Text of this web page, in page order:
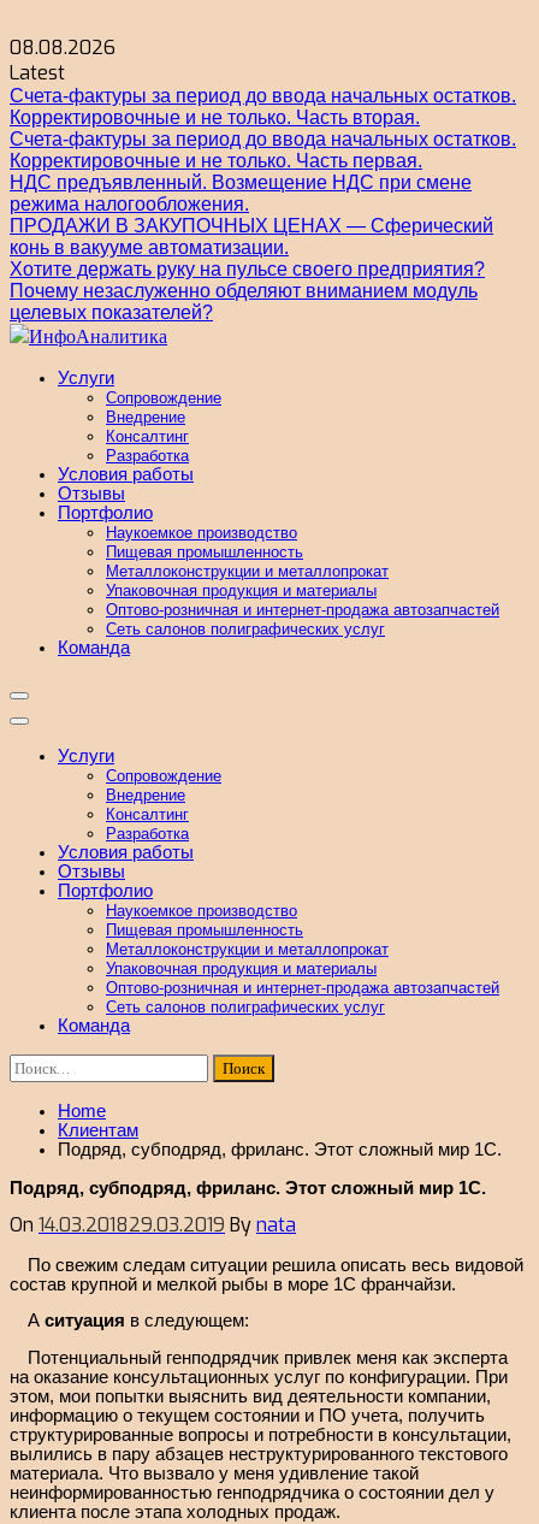
to
content
08.08.2026
Latest
Счета-фактуры за период до ввода начальных остатков.
Корректировочные и не только. Часть вторая.
Счета-фактуры за период до ввода начальных остатков.
Корректировочные и не только. Часть первая.
НДС предъявленный. Возмещение НДС при смене
режима налогообложения.
ПРОДАЖИ В ЗАКУПОЧНЫХ ЦЕНАХ — Сферический
конь в вакууме автоматизации.
Хотите держать руку на пульсе своего предприятия?
Почему незаслуженно обделяют вниманием модуль
целевых показателей?
ИнфоАналитика
Блог Натальи Сальциной
Услуги
Сопровождение
Внедрение
Консалтинг
Разработка
Условия работы
Отзывы
Портфолио
Наукоемкое производство
Пищевая промышленность
Металлоконструкции и металлопрокат
Упаковочная продукция и материалы
Оптово-розничная и интернет-продажа автозапчастей
Сеть салонов полиграфических услуг
Команда
Услуги
Сопровождение
Внедрение
Консалтинг
Разработка
Условия работы
Отзывы
Портфолио
Наукоемкое производство
Пищевая промышленность
Металлоконструкции и металлопрокат
Упаковочная продукция и материалы
Оптово-розничная и интернет-продажа автозапчастей
Сеть салонов полиграфических услуг
Команда
Найти:
Home
Клиентам
Подряд, субподряд, фриланс. Этот сложный мир 1С.
Подряд, субподряд, фриланс. Этот сложный мир 1С.
On 14.03.201829.03.2019 Bynata
По свежим следам ситуации решила описать весь видовой
состав крупной и мелкой рыбы в море 1С франчайзи.
А ситуация в следующем:
Потенциальный генподрядчик привлек меня как эксперта
на оказание консультационных услуг по конфигурации. При
этом, мои попытки выяснить вид деятельности компании,
информацию о текущем состоянии и ПО учета, получить
структурированные вопросы и потребности в консультации,
вылились в пару абзацев неструктурированного текстового
материала. Что вызвало у меня удивление такой
неинформированностью генподрядчика о состоянии дел у
клиента после этапа холодных продаж.